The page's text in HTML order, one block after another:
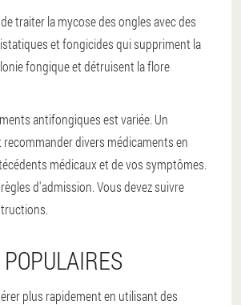
traiter la mycose des ongles avec des
et fongicides qui suppriment la
fongique et détruisent la flore
antifongiques est variée. Un
divers médicaments en
médicaux et de vos symptômes.
d'admission. Vous devez suivre
plus rapidement en utilisant des